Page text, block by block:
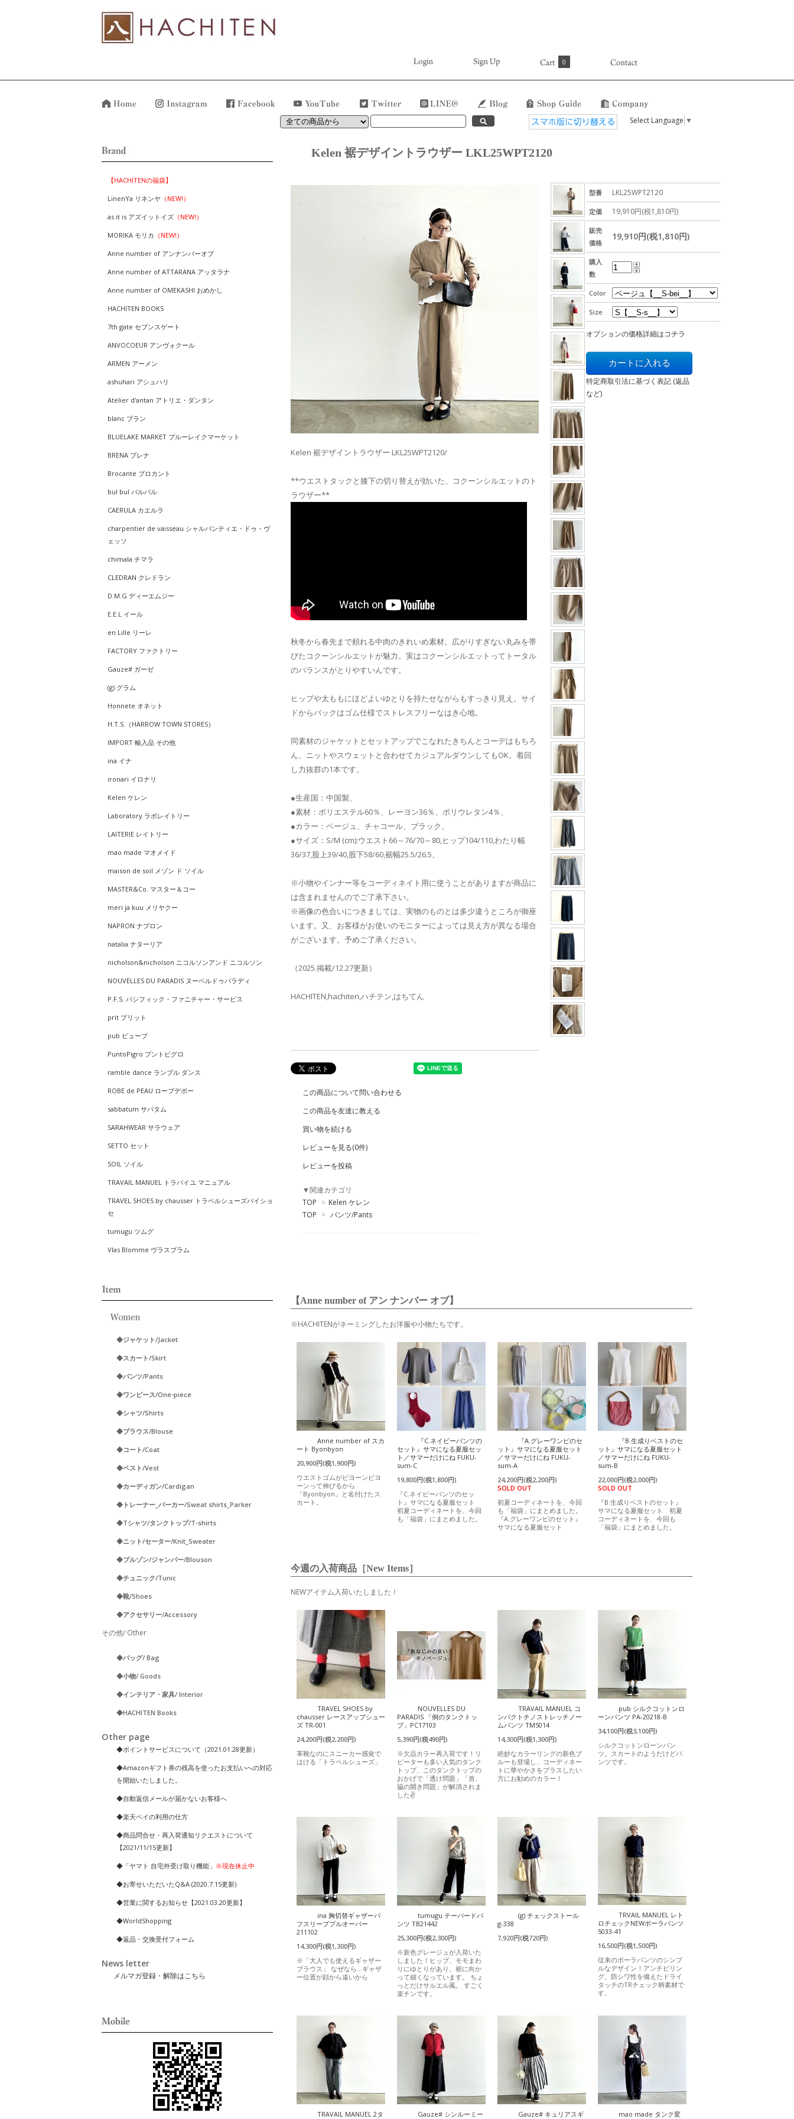
0
Select Language ▼
【HACHITENの福袋】
LinenYa リネンヤ （NEW!）
as it is アズイットイズ （NEW!）
MORIKA モリカ （NEW!）
Anne number of アンナンバーオブ
Anne number of ATTARANA アッタラナ
Anne number of OMEKASHI おめかし
HACHITEN BOOKS
7th gate セブンスゲート
ANVOCOEUR アンヴォクール
ARMEN アーメン
ashuhari アシュハリ
Atelier d'antan アトリエ・ダンタン
blanc ブラン
BLUELAKE MARKET ブルーレイクマーケット
BRENA ブレナ
Brocante ブロカント
bul bul バルバル
CAERULA カエルラ
charpentier de vaisseau シャルパンティエ・ドゥ・ヴ
ェッソ
chimala チマラ
CLEDRAN クレドラン
D.M.G ディーエムジー
E.E.L イール
en Lille リーレ
FACTORY ファクトリー
Gauze# ガーゼ
(g) グラム
Honnete オネット
H.T.S.（HARROW TOWN STORES）
IMPORT 輸入品 その他
ina イナ
ironari イロナリ
Kelen ケレン
Laboratory ラボレイトリー
LAITERIE レイトリー
mao made マオメイド
maison de soil メゾン ド ソイル
MASTER&Co. マスター＆コー
meri ja kuu メリヤクー
NAPRON ナプロン
natalia ナターリア
nicholson&nicholson ニコルソンアンド ニコルソン
NOUVELLES DU PARADIS ヌーベルドゥパラディ
P.F.S. パシフィック・ファニチャー・サービス
prit プリット
pub ピューブ
PuntoPigro プントピグロ
ramble dance ランブル ダンス
ROBE de PEAU ローブデポー
sabbatum サバタム
SARAHWEAR サラウェア
SETTO セット
SOIL ソイル
TRAVAIL MANUEL トラバイユ マニュアル
TRAVEL SHOES by chausser トラベルシューズバイショ
セ
tumugu ツムグ
Vlas Blomme ヴラスブラム
◆ジャケット/Jacket
◆スカート/Skirt
◆パンツ/Pants
◆ワンピース/One-piece
◆シャツ/Shirts
◆ブラウス/Blouse
◆コート/Coat
◆ベスト/Vest
◆カーディガン/Cardigan
◆トレーナー_パーカー/Sweat shirts_Parker
◆Tシャツ/タンクトップ/T-shirts
◆ニット/セーター/Knit_Sweater
◆ブルゾン/ジャンパー/Blouson
◆チュニック/Tunic
◆靴/Shoes
◆アクセサリー/Accessory
その他/ Other
◆バッグ/ Bag
◆小物/ Goods
◆インテリア・家具/ Interior
◆HACHITEN Books
Other page
◆ポイントサービスについて（2021.01.28更新）
◆Amazonギフト券の残高を使ったお支払いへの対応
を開始いたしました。
◆自動返信メールが届かないお客様へ
◆楽天ペイの利用の仕方
◆商品問合せ・再入荷通知リクエストについて
【2021/11/15更新】
◆「ヤマト 自宅外受け取り機能」 ※現在休止中
◆お寄せいただいたQ&A (2020.7.15更新)
◆営業に関するお知らせ【2021.03.20更新】
◆WorldShopping
◆返品・交換受付フォーム
News letter
メルマガ登録・解除はこちら
Kelen 裾デザイントラウザー LKL25WPT2120
型番 LKL25WPT2120
定価 19,910円(税1,810円)
販売
価格
19,910円(税1,810円)
購入
数
Color
Size
オプションの価格詳細はコチラ
特定商取引法に基づく表記 (返品
など)
Kelen 裾デザイントラウザー LKL25WPT2120/
**ウエストタックと膝下の切り替えが効いた、コクーンシルエットのト
ラウザー**
秋冬から春先まで頼れる中肉のきれいめ素材。広がりすぎない丸みを帯
びたコクーンシルエットが魅力。実はコクーンシルエットってトータル
のバランスがとりやすいんです。
ヒップや太ももにほどよいゆとりを持たせながらもすっきり見え。サイ
ドからバックはゴム仕様でストレスフリーなはき心地。
同素材のジャケットとセットアップでこなれたきちんとコーデはもちろ
ん、ニットやスウェットと合わせてカジュアルダウンしてもOK。着回
し力抜群の1本です。
●生産国：中国製、
●素材：ポリエステル60％、レーヨン36％、ポリウレタン4％、
●カラー：ベージュ、チャコール、ブラック、
●サイズ：S/M (cm):ウエスト66～76/70～80,ヒップ104/110,わたり幅
36/37,股上39/40,股下58/60,裾幅25.5/26.5、
※小物やインナー等をコーディネイト用に使うことがありますが商品に
は含まれませんのでご了承下さい。
※画像の色合いにつきましては、実物のものとは多少違うところが御座
います。又、お客様がお使いのモニターによっては見え方が異なる場合
がございます。予めご了承ください。
（2025.掲載/12.27更新）
HACHITEN,hachiten,ハチテン,はちてん
この商品について問い合わせる
この商品を友達に教える
買い物を続ける
レビューを見る(0件)
レビューを投稿
▼関連カテゴリ
TOP > Kelen ケレン
TOP > パンツ/Pants
【Anne number of アン ナンバー オブ】
※HACHITENがネーミングしたお洋服や小物たちです。
Anne number of スカ
ート Byonbyon
20,900円(税1,900円)
ウエストゴムがビヨーンビヨ
ーンって伸びるから
「Byonbyon」と名付けたス
カート。
『C.ネイビーパンツの
セット』サマになる夏服セッ
ト／サマーだけにね FUKU-
sum-C
19,800円(税1,800円)
『C.ネイビーパンツのセッ
ト』サマになる夏服セット
初夏コーディネートを、今回
も「福袋」にまとめました。
『A.グレーワンピのセ
ット』サマになる夏服セット
／サマーだけにね FUKU-
sum-A
24,200円(税2,200円)
SOLD OUT
初夏コーディネートを、今回
も「福袋」にまとめました。
『A.グレーワンピのセット』
サマになる夏服セット
『B.生成りベストのセ
ット』サマになる夏服セット
／サマーだけにね FUKU-
sum-B
22,000円(税2,000円)
SOLD OUT
『B.生成りベストのセット』
サマになる夏服セット 初夏
コーディネートを、今回も
「福袋」にまとめました。
今週の入荷商品［New Items］
NEWアイテム入荷いたしました！
TRAVEL SHOES by
chausser レースアップシュー
ズ TR-001
24,200円(税2,200円)
革靴なのにスニーカー感覚で
はける「トラベルシューズ」
NOUVELLES DU
PARADIS 「例のタンクトッ
プ」PC17103
5,390円(税490円)
※欠品カラー再入荷です！リ
ピーターも多い人気のタンク
トップ、このタンクトップの
おかげで「透け問題」「首、
脇の開き問題」が解消されま
した✌️
TRAVAIL MANUEL コ
ンパクトチノストレッチノー
ムパンツ TM5014
14,300円(税1,300円)
絶妙なカラーリングの新色ブ
ルーも登場し、コーディネー
トに華やかさをプラスしたい
方にお勧めのカラー！
pub シルクコットンロ
ーンパンツ PA-20218-B
34,100円(税3,100円)
シルクコットンローンパン
ツ。スカートのようだけどパ
ンツです。
ina 胸切替ギャザーパ
フスリーブプルオーバー
211102
14,300円(税1,300円)
※「大人でも使えるギャザー
ブラウス」 なぜなら…ギャザ
ー位置が顔から遠いから
tumugu テーパードパ
ンツ TB21442
25,300円(税2,300円)
※新色グレージュが入荷いた
しました！ヒップ、モモまわ
りにゆとりがあり、裾に向か
って細くなっています。 ちょ
っとだけサルエル風。 すごく
楽チンです。
(g) チェックストール
g-338
7,920円(税720円)
TRVAIL MANUEL レト
ロチェックNEWポーラパンツ
5033-41
16,500円(税1,500円)
従来のポーラパンツのシンプ
ルなデザイン！アンチピリン
グ、防シワ性を備えたドライ
タッチのTRチェック柄素材で
す。
TRAVAIL MANUEL 2タ
Gauze# シンルーミー
Gauze# キュリアスギ
mao made タンク変